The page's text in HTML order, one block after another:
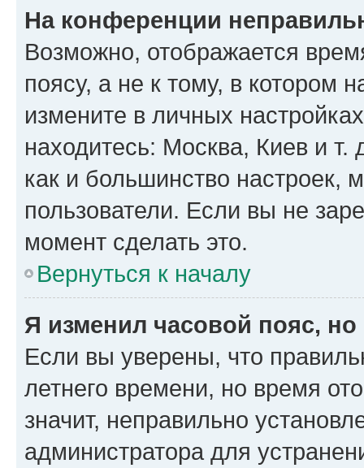
На конференции
Возможно, отображается
поясу, а не к тому, в котором
измените в личных
находитесь: Москва, Киев и т.
как и большинство настроек,
пользователи. Если вы не
момент сделать это.
Вернуться к началу
Я изменил часовой пояс,
Если вы уверены, что
летнего времени, но время
значит, неправильно
администратора для